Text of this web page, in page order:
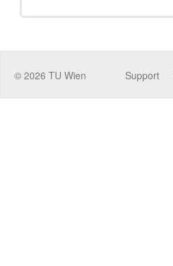
© 2026 TU Wien
Support